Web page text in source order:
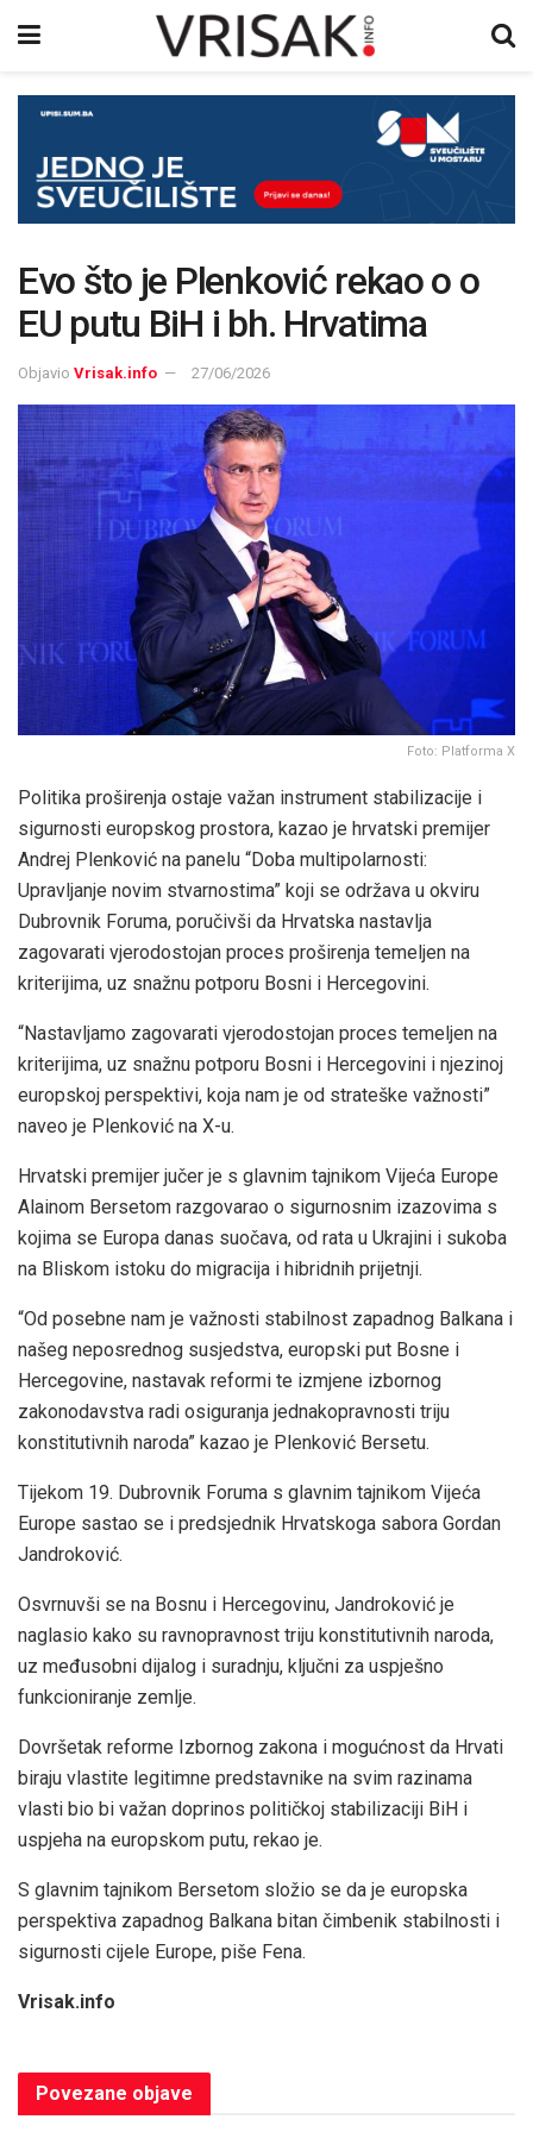
Evo što je Plenković rekao o o
EU putu BiH i bh. Hrvatima
Objavio Vrisak.info 27/06/2026
Foto: Platforma X
Politika proširenja ostaje važan instrument stabilizacije i
sigurnosti europskog prostora, kazao je hrvatski premijer
Andrej Plenković na panelu “Doba multipolarnosti:
Upravljanje novim stvarnostima” koji se održava u okviru
Dubrovnik Foruma, poručivši da Hrvatska nastavlja
zagovarati vjerodostojan proces proširenja temeljen na
kriterijima, uz snažnu potporu Bosni i Hercegovini.
“Nastavljamo zagovarati vjerodostojan proces temeljen na
kriterijima, uz snažnu potporu Bosni i Hercegovini i njezinoj
europskoj perspektivi, koja nam je od strateške važnosti”
naveo je Plenković na X-u.
Hrvatski premijer jučer je s glavnim tajnikom Vijeća Europe
Alainom Bersetom razgovarao o sigurnosnim izazovima s
kojima se Europa danas suočava, od rata u Ukrajini i sukoba
na Bliskom istoku do migracija i hibridnih prijetnji.
“Od posebne nam je važnosti stabilnost zapadnog Balkana i
našeg neposrednog susjedstva, europski put Bosne i
Hercegovine, nastavak reformi te izmjene izbornog
zakonodavstva radi osiguranja jednakopravnosti triju
konstitutivnih naroda” kazao je Plenković Bersetu.
Tijekom 19. Dubrovnik Foruma s glavnim tajnikom Vijeća
Europe sastao se i predsjednik Hrvatskoga sabora Gordan
Jandroković.
Osvrnuvši se na Bosnu i Hercegovinu, Jandroković je
naglasio kako su ravnopravnost triju konstitutivnih naroda,
uz međusobni dijalog i suradnju, ključni za uspješno
funkcioniranje zemlje.
Dovršetak reforme Izbornog zakona i mogućnost da Hrvati
biraju vlastite legitimne predstavnike na svim razinama
vlasti bio bi važan doprinos političkoj stabilizaciji BiH i
uspjeha na europskom putu, rekao je.
S glavnim tajnikom Bersetom složio se da je europska
perspektiva zapadnog Balkana bitan čimbenik stabilnosti i
sigurnosti cijele Europe, piše Fena.
Vrisak.info
Povezane objave